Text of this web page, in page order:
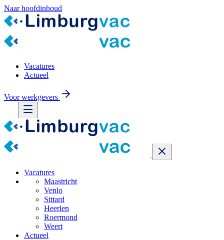
Naar hoofdinhoud
Vacatures
Actueel
Voor werkgevers
Vacatures
Maastricht
Venlo
Sittard
Heerlen
Roermond
Weert
Actueel